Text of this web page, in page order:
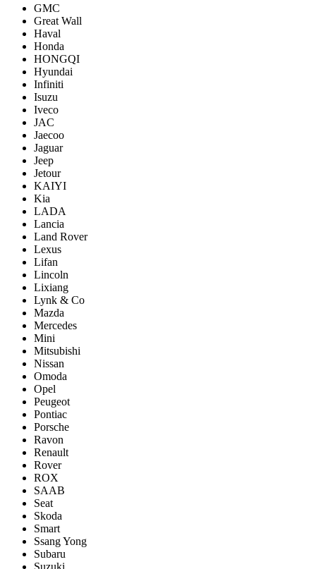
GMC
Great Wall
Haval
Honda
HONGQI
Hyundai
Infiniti
Isuzu
Iveco
JAC
Jaecoo
Jaguar
Jeep
Jetour
KAIYI
Kia
LADA
Lancia
Land Rover
Lexus
Lifan
Lincoln
Lixiang
Lynk & Co
Mazda
Mercedes
Mini
Mitsubishi
Nissan
Omoda
Opel
Peugeot
Pontiac
Porsсhe
Ravon
Renault
Rover
ROX
SAAB
Seat
Skoda
Smart
Ssang Yong
Subaru
Suzuki